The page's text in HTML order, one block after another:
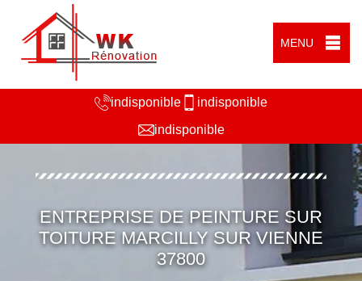
MENU
indisponible
indisponible
indisponible
ENTREPRISE DE PEINTURE SUR
TOITURE MARCILLY SUR VIENNE
37800